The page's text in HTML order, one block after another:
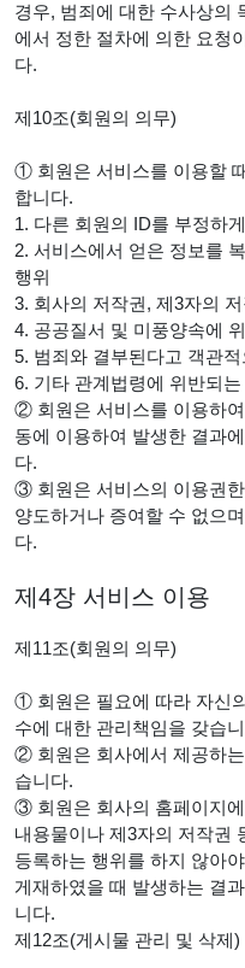
경우, 범죄에 대한 수사상의
에서 정한 절차에 의한 요청
다.
제10조(회원의 의무)
① 회원은 서비스를 이용할
합니다.
1. 다른 회원의 ID를 부정하
2. 서비스에서 얻은 정보를
행위
3. 회사의 저작권, 제3자의
4. 공공질서 및 미풍양속에
5. 범죄와 결부된다고 객관
6. 기타 관계법령에 위반되는
② 회원은 서비스를 이용하
동에 이용하여 발생한 결과
다.
③ 회원은 서비스의 이용권
양도하거나 증여할 수 없으
다.
제4장 서비스 이용
제11조(회원의 의무)
① 회원은 필요에 따라 자신
수에 대한 관리책임을 갖습
② 회원은 회사에서 제공하
습니다.
③ 회원은 회사의 홈페이지
내용물이나 제3자의 저작권
등록하는 행위를 하지 않아
게재하였을 때 발생하는 결
니다.
제12조(게시물 관리 및 삭제)